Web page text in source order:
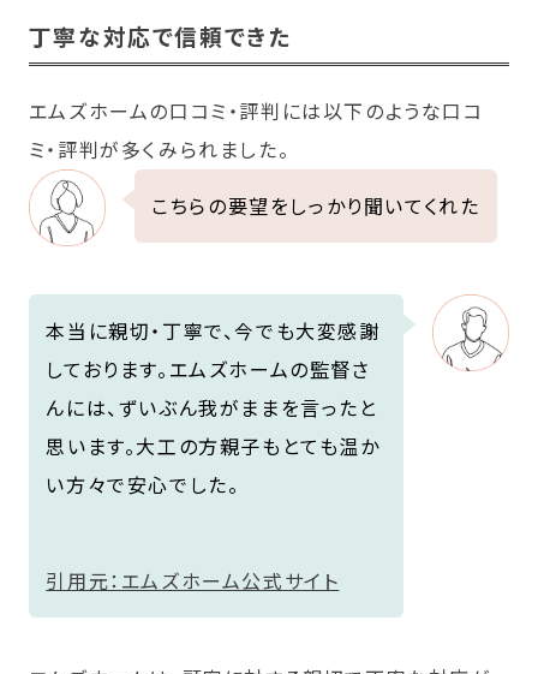
丁寧な対応で信頼できた
エムズホームの口コミ・評判には以下のような口コ
ミ・評判が多くみられました。
こちらの要望をしっかり聞いてくれた
本当に親切・丁寧で、今でも大変感謝
しております。エムズホームの監督さ
んには、ずいぶん我がままを言ったと
思います。大工の方親子もとても温か
い方々で安心でした。
引用元：エムズホーム公式サイト